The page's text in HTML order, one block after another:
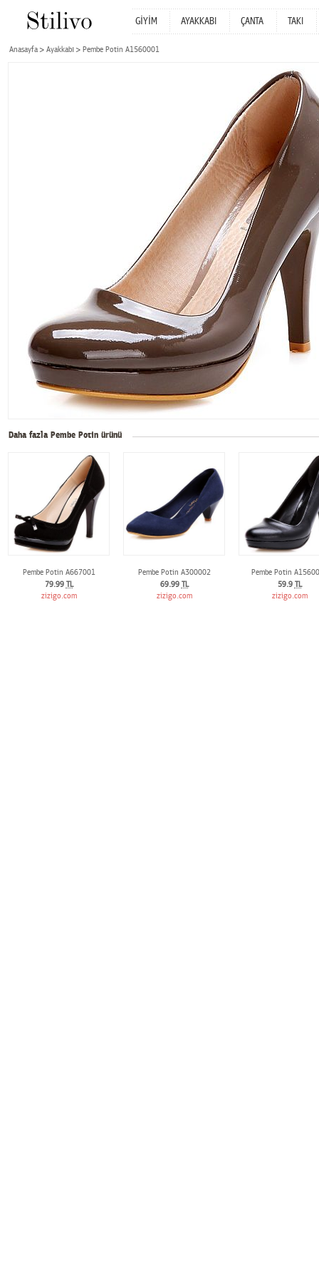
GİYİM AYAKKABI ÇANTA TAKI
Anasayfa Ayakkabı Pembe Potin A1560001
Daha fazla Pembe Potin ürünü
Pembe Potin A667001
79.99 TL
zizigo.com
Pembe Potin A300002
69.99 TL
zizigo.com
Pembe Potin
59.9 TL
zizigo.com